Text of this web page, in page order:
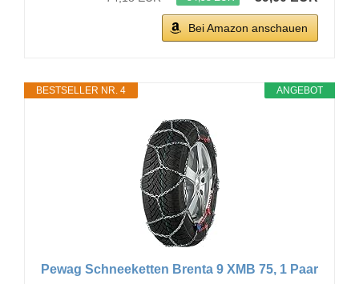
Bei Amazon anschauen
ANGEBOT
BESTSELLER NR. 4
Pewag Schneeketten Brenta 9 XMB 75, 1 Paar